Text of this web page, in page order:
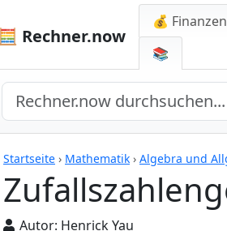
🧮 Rechner.now
💰 Finanzen
📚
Startseite › Mathematik › Algebra und
Autor: Henrick Yau
Rechner